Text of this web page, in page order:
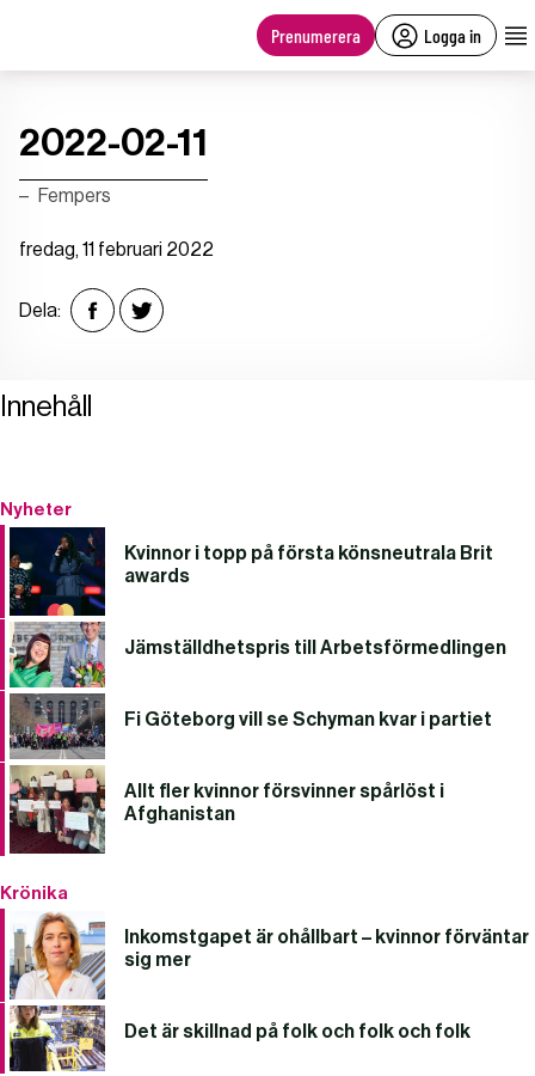
Prenumerera Logga in
2022-02-11
Fempers
fredag, 11 februari 2022
Dela:
Innehåll
Nyheter
Kvinnor i topp på första könsneutrala Brit
awards
Jämställdhetspris till Arbetsförmedlingen
Fi Göteborg vill se Schyman kvar i partiet
Allt fler kvinnor försvinner spårlöst i
Afghanistan
Krönika
Inkomstgapet är ohållbart – kvinnor förväntar
sig mer
Det är skillnad på folk och folk och folk